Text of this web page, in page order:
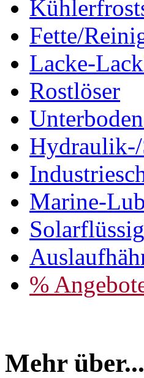
Fette/
Lacke-
Rostlöser
Marine-
%
Mehr über...